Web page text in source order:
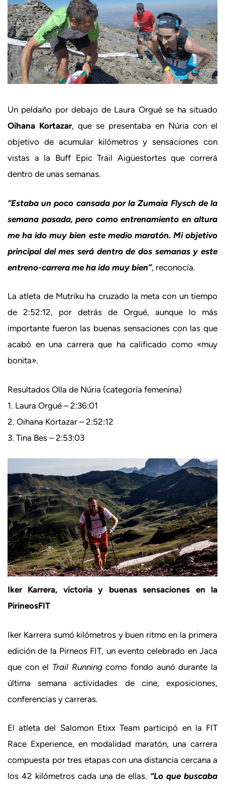
Un peldaño por debajo de Laura Orgué se ha situado
Oihana Kortazar, que se presentaba en Núria con el
objetivo de acumular kilómetros y sensaciones con
vistas a la Buff Epic Trail Aigüestortes que correrá
dentro de unas semanas.
“Estaba un poco cansada por la Zumaia Flysch de la
semana pasada, pero como entrenamiento en altura
me ha ido muy bien este medio maratón. Mi objetivo
principal del mes será dentro de dos semanas y este
entreno-carrera me ha ido muy bien”, reconocía.
La atleta de Mutriku ha cruzado la meta con un tiempo
de 2:52:12, por detrás de Orgué, aunque lo más
importante fueron las buenas sensaciones con las que
acabó en una carrera que ha calificado como «muy
bonita».
Resultados Olla de Núria (categoría femenina)
1. Laura Orgué – 2:36:01
2. Oihana Kortazar – 2:52:12
3. Tina Bes – 2:53:03
Iker Karrera, victoria y buenas sensaciones en la
PirineosFIT
Iker Karrera sumó kilómetros y buen ritmo en la primera
edición de la Pirneos FIT, un evento celebrado en Jaca
que con el Trail Runningcomo fondo aunó durante la
última semana actividades de cine, exposiciones,
conferencias y carreras.
El atleta del Salomon Etixx Team participó en la FIT
Race Experience, en modalidad maratón, una carrera
compuesta por tres etapas con una distancia cercana a
los 42 kilómetros cada una de ellas. “Lo que buscaba